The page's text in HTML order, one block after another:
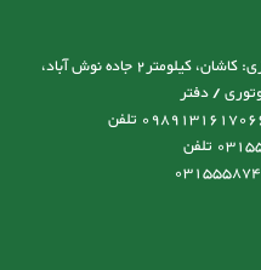
آدرس نمایشگاه و کارخانه و دفتر مرکزی: کاشان، کیلومتر2 جاده نوش آباد،
/ دفتر
مرکزی:09131617066 مدیرعامل:0989131617066 تلفن
کارخانه:03155587492-03155587493 تلفن